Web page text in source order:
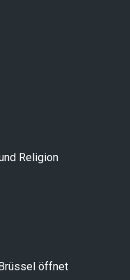
Religion
öffnet